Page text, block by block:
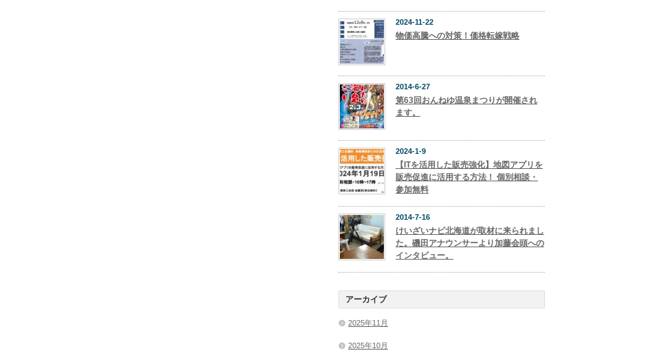
2024-11-22
物価高騰への対策！価格転嫁戦略
2014-6-27
第63回おんねゆ温泉まつりが開催され
ます。
2024-1-9
【ITを活用した販売強化】地図アプリを
販売促進に活用する方法！ 個別相談・
参加無料
2014-7-16
けいざいナビ北海道が取材に来られまし
た。磯田アナウンサーより加藤会頭への
インタビュー。
アーカイブ
2025年11月
2025年10月